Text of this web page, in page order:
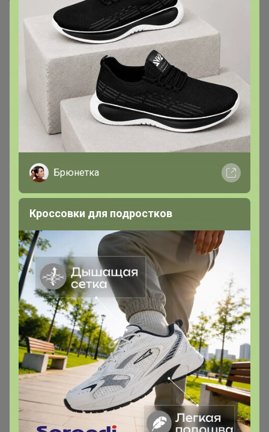
Брюнетка
Кроссовки для подростков